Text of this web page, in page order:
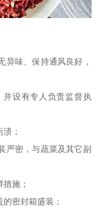
异味、保持通风良好，
设有专人负责监督执
；
严密，与蔬菜及其它副
施；
密封箱盛装；